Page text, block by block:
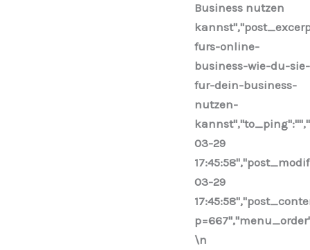
Business nutzen
furs-online-
business-wie-du-sie-
fur-dein-business-
nutzen-
03-29
03-29
\n